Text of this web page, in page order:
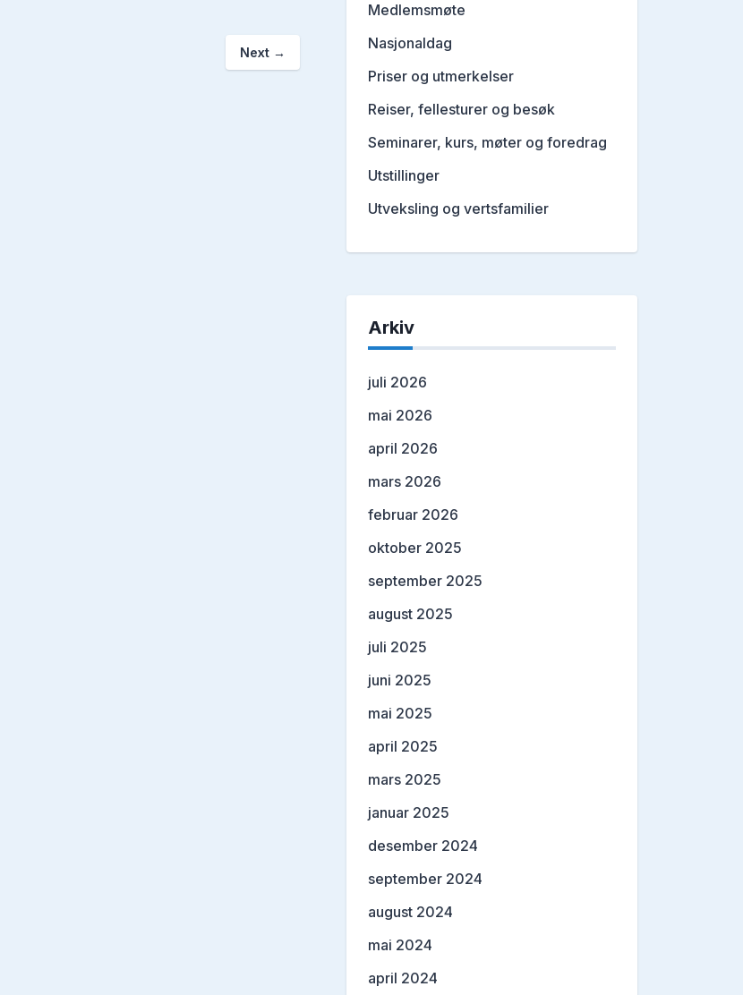
Next →
Medlemsmøte
Nasjonaldag
Priser og utmerkelser
Reiser, fellesturer og besøk
Seminarer, kurs, møter og foredrag
Utstillinger
Utveksling og vertsfamilier
Arkiv
juli 2026
mai 2026
april 2026
mars 2026
februar 2026
oktober 2025
september 2025
august 2025
juli 2025
juni 2025
mai 2025
april 2025
mars 2025
januar 2025
desember 2024
september 2024
august 2024
mai 2024
april 2024